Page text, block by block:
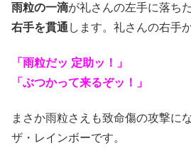
雨粒の一滴が礼さんの左手に落ち
右手を貫通 します。礼さんの右手
「雨粒だッ 定助ッ！」
「ぶつかって来るぞッ！」
まさか雨粒さえも致命傷の攻撃に
ザ・レインボーです。